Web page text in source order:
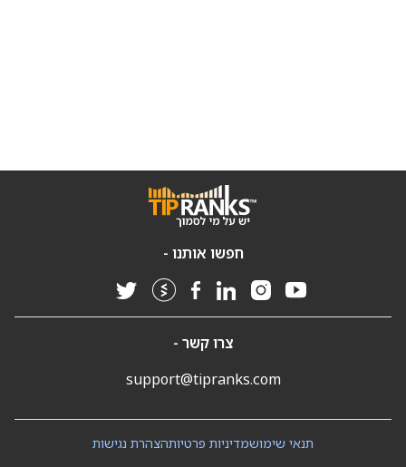
חפשו אותנו -
צרו קשר -
support@tipranks.com
הצהרת נגישותמדיניות פרטיותתנאי שימוש